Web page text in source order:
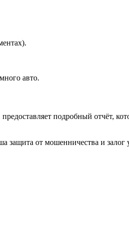
авто.
подробный отчёт,
защита от мошенничества и залог